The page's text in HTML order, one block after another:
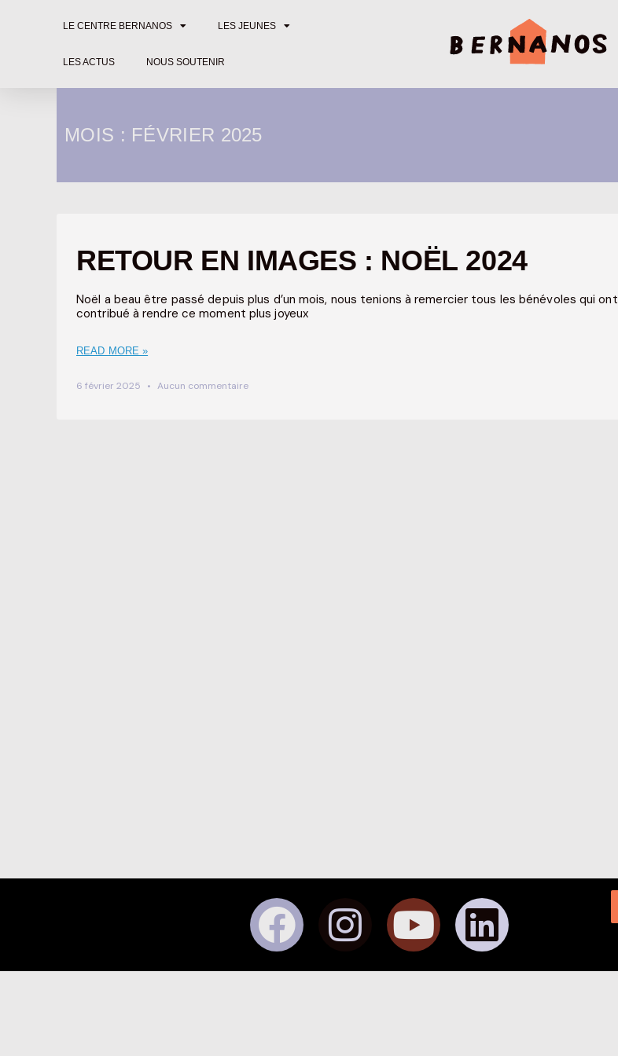
LE CENTRE BERNANOS LES JEUNES
LES ACTUS NOUS SOUTENIR
MOIS : FÉVRIER 2025
RETOUR EN IMAGES : NOËL 2024
Noël a beau être passé depuis plus d’un mois, nous tenions à remercier tous les bénévoles qui ont
contribué à rendre ce moment plus joyeux
READ MORE »
6 février 2025 Aucun commentaire